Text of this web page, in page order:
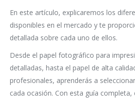
En este artículo, explicaremos los
disponibles en el mercado y te
detallada sobre cada uno de ellos.
Desde el papel fotográfico para
detalladas, hasta el papel de alta
profesionales, aprenderás a
cada ocasión. Con esta guía